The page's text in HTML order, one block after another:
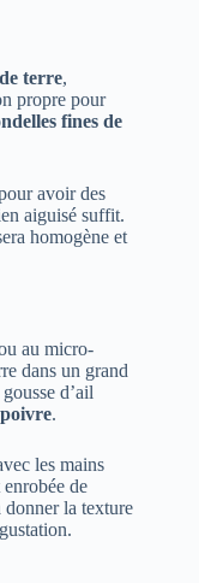
terre,
propre pour
fines de
avoir des
aiguisé suffit.
homogène et
au micro-
dans un grand
d’ail
poivre.
les mains
de
donner la texture